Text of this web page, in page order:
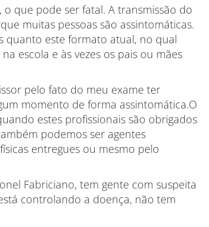
que pode ser fatal. A transmissão do
muitas pessoas são assintomáticas.
quanto este formato atual, no qual
escola e às vezes os pais ou mães
pelo fato do meu exame ter
momento de forma assintomática.O
estes profissionais são obrigados
podemos ser agentes
entregues ou mesmo pelo
Fabriciano, tem gente com suspeita
controlando a doença, não tem